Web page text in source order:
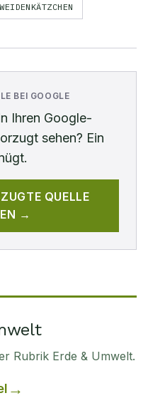
WEIDENKÄTZCHEN
BEI GOOGLE
Ihren Google-
sehen? Ein
QUELLE
→
Rubrik Erde & Umwelt.